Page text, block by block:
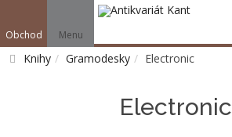
Obchod Menu
Knihy Gramodesky Electronic
Electronic